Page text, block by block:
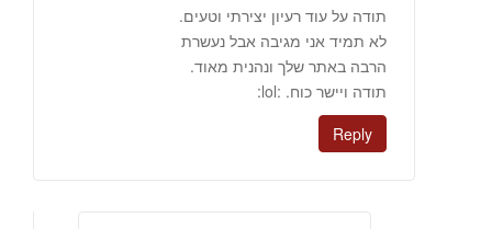
תודה על עוד רעיון יצירתי וטעים.
לא תמיד אני מגיבה אבל נעשרת
הרבה באתר שלך ונהנית מאוד.
תודה ויישר כוח. :lol:
Reply